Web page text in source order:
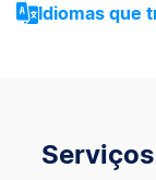
Idiomas que